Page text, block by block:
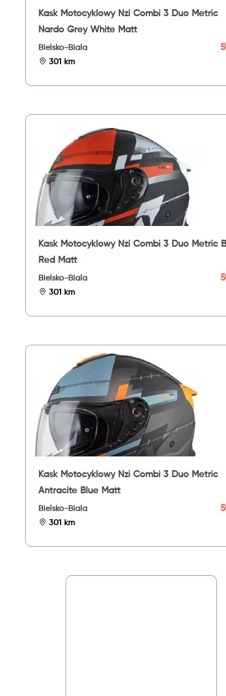
Kask Motocyklowy Nzi Combi 3 Duo Metric
Nardo Grey White Matt
Bielsko-Biala
301 km
Kask Motocyklowy Nzi Combi 3 Duo Metric
Red Matt
Bielsko-Biala
301 km
Kask Motocyklowy Nzi Combi 3 Duo Metric
Antracite Blue Matt
Bielsko-Biala
301 km